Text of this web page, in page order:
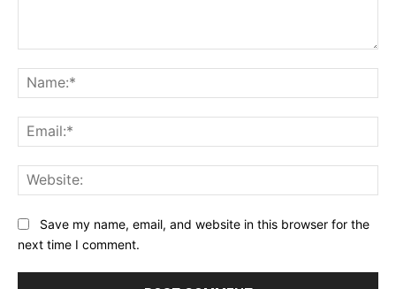
Save my name, email, and website in this browser for the
next time I comment.